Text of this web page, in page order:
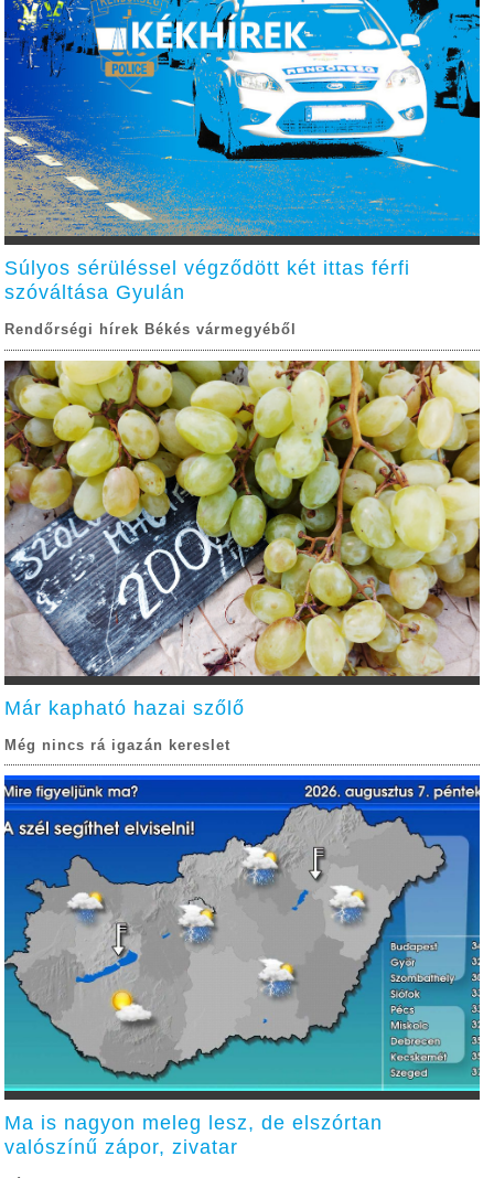
Súlyos sérüléssel végződött két ittas férfi
szóváltása Gyulán
Rendőrségi hírek Békés vármegyéből
Már kapható hazai szőlő
Még nincs rá igazán kereslet
Ma is nagyon meleg lesz, de elszórtan
valószínű zápor, zivatar